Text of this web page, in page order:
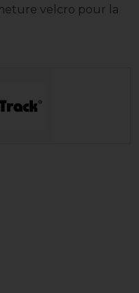
velcro pour la